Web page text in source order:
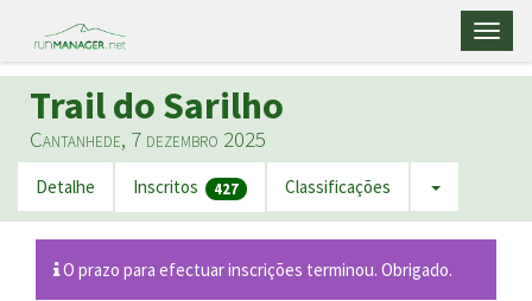
Trail do Sarilho
Cantanhede, 7 dezembro 2025
Detalhe Inscritos 427 Classificações
O prazo para efectuar inscrições terminou. Obrigado.